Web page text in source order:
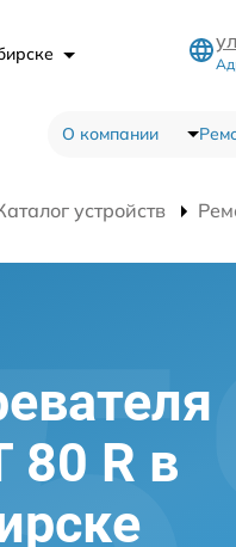
О компании
устройств
80 R в